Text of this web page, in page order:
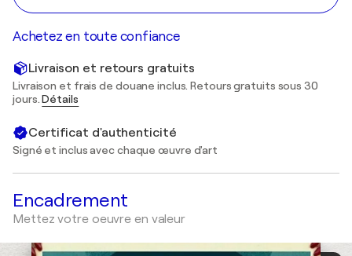
Achetez en toute confiance
Livraison et retours gratuits
Livraison et frais de douane inclus. Retours gratuits sous 30
jours.Détails
Certificat d'authenticité
Signé et inclus avec chaque œuvre d'art
Encadrement
Mettez votre oeuvre en valeur